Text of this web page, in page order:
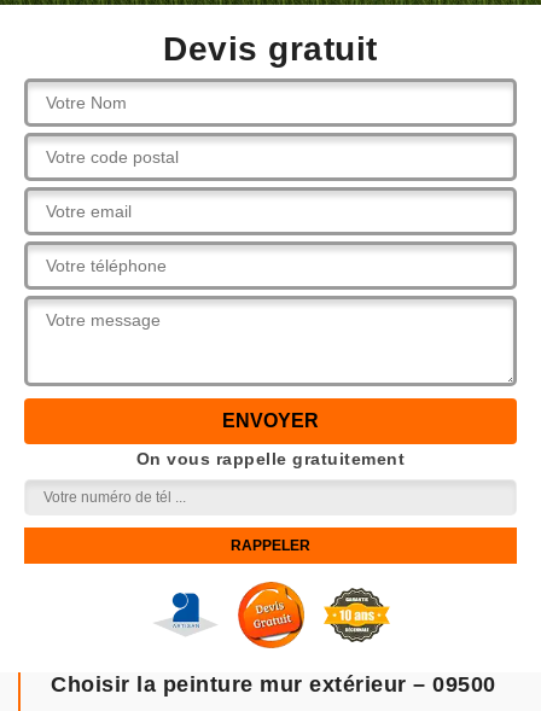
Devis gratuit
On vous rappelle gratuitement
Choisir la peinture mur extérieur – 09500